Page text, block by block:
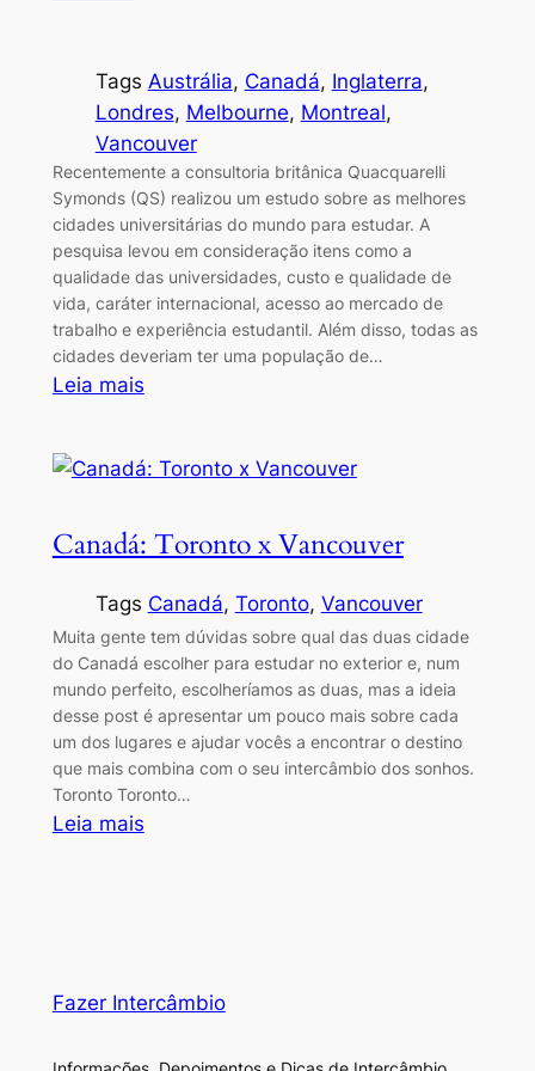
Tags Austrália, Canadá, Inglaterra
Londres, Melbourne, Montreal
Vancouver
Recentemente a consultoria britânica Quacquarelli
Symonds (QS) realizou um estudo sobre as melhores
cidades universitárias do mundo para estudar. A
pesquisa levou em consideração itens como a
qualidade das universidades, custo e qualidade de
vida, caráter internacional, acesso ao mercado de
trabalho e experiência estudantil. Além disso, todas as
cidades deveriam ter uma população de…
Leia mais:
cidades
mundo
estudar
Canadá: Toronto x Vancouver
Tags Canadá, Toronto, Vancouver
Muita gente tem dúvidas sobre qual das duas cidade
do Canadá escolher para estudar no exterior e, num
mundo perfeito, escolheríamos as duas, mas a ideia
desse post é apresentar um pouco mais sobre cada
um dos lugares e ajudar vocês a encontrar o destino
que mais combina com o seu intercâmbio dos sonhos.
Toronto Toronto…
Leia mais:
Fazer Intercâmbio